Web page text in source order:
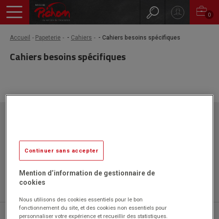
0
Accueil Papeterie - Cahiers - Cahiers besoins spécifiques
Cahiers besoins spécifiques
Continuer sans accepter
Mention d’information de gestionnaire de
cookies
Nous utilisons des cookies essentiels pour le bon
fonctionnement du site, et des cookies non essentiels pour
personnaliser votre expérience et recueillir des statistiques.